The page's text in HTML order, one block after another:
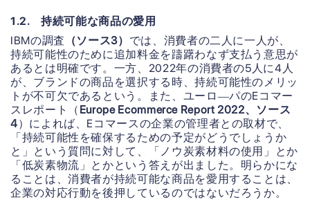
1.2. 持続可能な商品の愛用
IBMの調査 （ソース3） では、消費者の二人に一人が、
持続可能性のために追加料金を躊躇わなず支払う意思が
あるとは明確です。一方、2022年の消費者の5人に4人
が、ブランドの商品を選択する時、持続可能性のメリッ
トが不可欠であるという。また、ユーロ―パのEコマー
スレポート（ Europe Ecommerce Report 2022、ソース
4）によれば、Eコマースの企業の管理者との取材で、
「持続可能性を確保するための予定がどうでしょうか
と」という質問に対して、「ノウ炭素材料の使用」とか
「低炭素物流」とかという答えが出ました。明らかにな
ることは、消費者が持続可能な商品を愛用することは、
企業の対応行動を後押しているのではないだろうか。